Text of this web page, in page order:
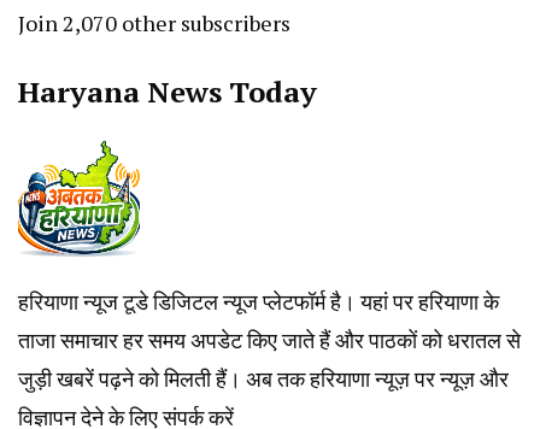
Join 2,070 other subscribers
Haryana News Today
हरियाणा न्यूज टूडे डिजिटल न्यूज प्लेटफॉर्म है। यहां पर हरियाणा के
ताजा समाचार हर समय अपडेट किए जाते हैं और पाठकों को धरातल से
जुड़ी खबरें पढ़ने को मिलती हैं। अब तक हरियाणा न्यूज़ पर न्यूज़ और
विज्ञापन देने के लिए संपर्क करें